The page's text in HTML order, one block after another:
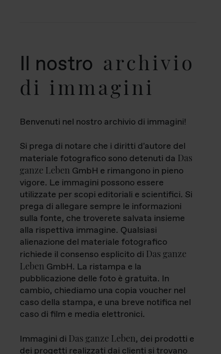
Il nostro archivio
di immagini
Benvenuti nel nostro archivio di immagini!
Si prega di notare che i diritti d'autore del
materiale fotografico sono detenuti da Das
ganze Leben GmbH e rimangono in pieno
vigore. Le immagini possono essere
utilizzate per scopi editoriali e scientifici. Si
prega di allegare sempre le informazioni
sulla fonte, che troverete salvata insieme
alla rispettiva immagine. Qualsiasi
alienazione del materiale fotografico
richiede il consenso esplicito di Das ganze
Leben GmbH. La ristampa e la
pubblicazione delle foto è gratuita. In
cambio, chiediamo una copia voucher nel
caso della stampa, e una breve notifica nel
caso di film e media elettronici.
Immagini di Das ganze Leben, dei prodotti e
dei progetti realizzati dai clienti si trovano